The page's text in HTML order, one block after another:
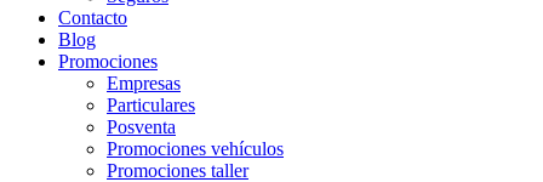
Contacto
Blog
Promociones
Empresas
Particulares
Posventa
Promociones vehículos
Promociones taller